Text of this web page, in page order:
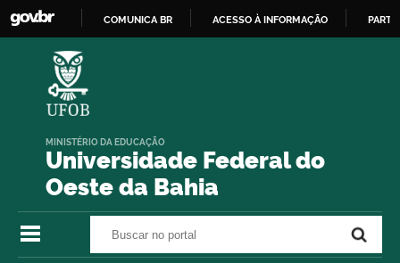
COMUNICA BR ACESSO À INFORMAÇÃO
Universidade Federal do
Oeste da Bahia
MINISTÉRIO DA EDUCAÇÃO